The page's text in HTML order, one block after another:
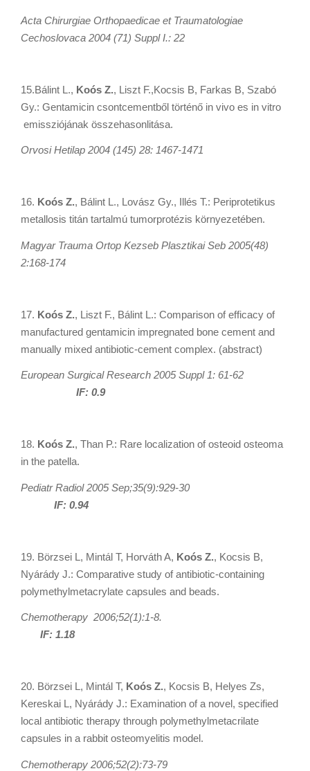
Acta Chirurgiae Orthopaedicae et Traumatologiae
Cechoslovaca 2004 (71) Suppl I.: 22
15.Bálint L., Koós Z., Liszt F.,Kocsis B, Farkas B, Szabó
Gy.: Gentamicin csontcementből történő in vivo es in vitro
emissziójának összehasonlitása.
Orvosi Hetilap 2004 (145) 28: 1467-1471
16. Koós Z., Bálint L., Lovász Gy., Illés T.: Periprotetikus
metallosis titán tartalmú tumorprotézis környezetében.
Magyar Trauma Ortop Kezseb Plasztikai Seb 2005(48)
2:168-174
17. Koós Z., Liszt F., Bálint L.: Comparison of efficacy of
manufactured gentamicin impregnated bone cement and
manually mixed antibiotic-cement complex. (abstract)
European Surgical Research 2005 Suppl 1: 61-62
IF: 0.9
18. Koós Z., Than P.: Rare localization of osteoid osteoma
in the patella.
Pediatr Radiol 2005 Sep;35(9):929-30
IF: 0.94
19. Börzsei L, Mintál T, Horváth A, Koós Z., Kocsis B,
Nyárády J.: Comparative study of antibiotic-containing
polymethylmetacrylate capsules and beads.
Chemotherapy 2006;52(1):1-8.
IF: 1.18
20. Börzsei L, Mintál T, Koós Z., Kocsis B, Helyes Zs,
Kereskai L, Nyárády J.: Examination of a novel, specified
local antibiotic therapy through polymethylmetacrilate
capsules in a rabbit osteomyelitis model.
Chemotherapy 2006;52(2):73-79